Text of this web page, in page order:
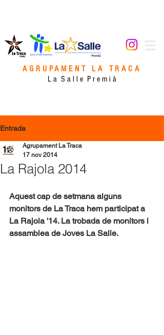
AGRUPAMENT LA TRACA
L a S a l l e P r e m i à
Entrada
La Rajola 2014
Agrupament La Traca
17 nov 2014
Aquest cap de setmana alguns
monitors de La Traca hem participat a
La Rajola '14. La trobada de monitors i
assamblea de Joves La Salle.